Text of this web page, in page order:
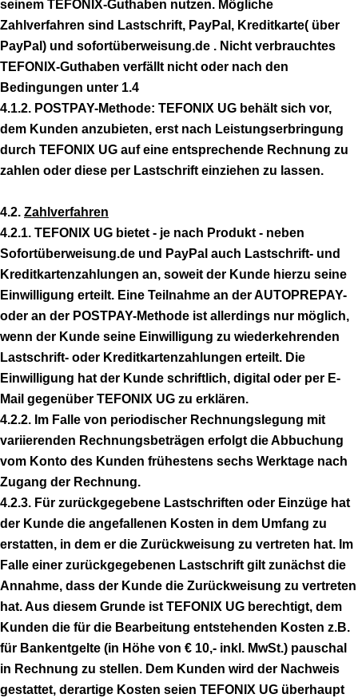
seinem TEFONIX-Guthaben nutzen. Mögliche
Zahlverfahren sind Lastschrift, PayPal, Kreditkarte( über
PayPal) und sofortüberweisung.de . Nicht verbrauchtes
TEFONIX-Guthaben verfällt nicht oder nach den
Bedingungen unter 1.4
4.1.2. POSTPAY-Methode: TEFONIX UG behält sich vor,
dem Kunden anzubieten, erst nach Leistungserbringung
durch TEFONIX UG auf eine entsprechende Rechnung zu
zahlen oder diese per Lastschrift einziehen zu lassen.
4.2. Zahlverfahren
4.2.1. TEFONIX UG bietet - je nach Produkt - neben
Sofortüberweisung.de und PayPal auch Lastschrift- und
Kreditkartenzahlungen an, soweit der Kunde hierzu seine
Einwilligung erteilt. Eine Teilnahme an der AUTOPREPAY-
oder an der POSTPAY-Methode ist allerdings nur möglich,
wenn der Kunde seine Einwilligung zu wiederkehrenden
Lastschrift- oder Kreditkartenzahlungen erteilt. Die
Einwilligung hat der Kunde schriftlich, digital oder per E-
Mail gegenüber TEFONIX UG zu erklären.
4.2.2. Im Falle von periodischer Rechnungslegung mit
variierenden Rechnungsbeträgen erfolgt die Abbuchung
vom Konto des Kunden frühestens sechs Werktage nach
Zugang der Rechnung.
4.2.3. Für zurückgegebene Lastschriften oder Einzüge hat
der Kunde die angefallenen Kosten in dem Umfang zu
erstatten, in dem er die Zurückweisung zu vertreten hat. Im
Falle einer zurückgegebenen Lastschrift gilt zunächst die
Annahme, dass der Kunde die Zurückweisung zu vertreten
hat. Aus diesem Grunde ist TEFONIX UG berechtigt, dem
Kunden die für die Bearbeitung entstehenden Kosten z.B.
für Bankentgelte (in Höhe von € 10,- inkl. MwSt.) pauschal
in Rechnung zu stellen. Dem Kunden wird der Nachweis
gestattet, derartige Kosten seien TEFONIX UG überhaupt